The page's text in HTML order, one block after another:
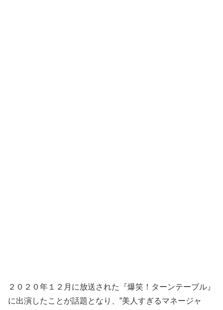
２０２０年１２月に放送された『爆笑！ターンテーブル』
に出演したことが話題となり、”美人すぎるマネージャ